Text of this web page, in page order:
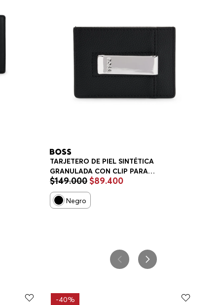
TARJETERO DE PIEL SINTÉTICA
GRANULADA CON CLIP PARA
BILLETES BILLETERA HOMBRE
$149.000 $89.400
Negro
-40%